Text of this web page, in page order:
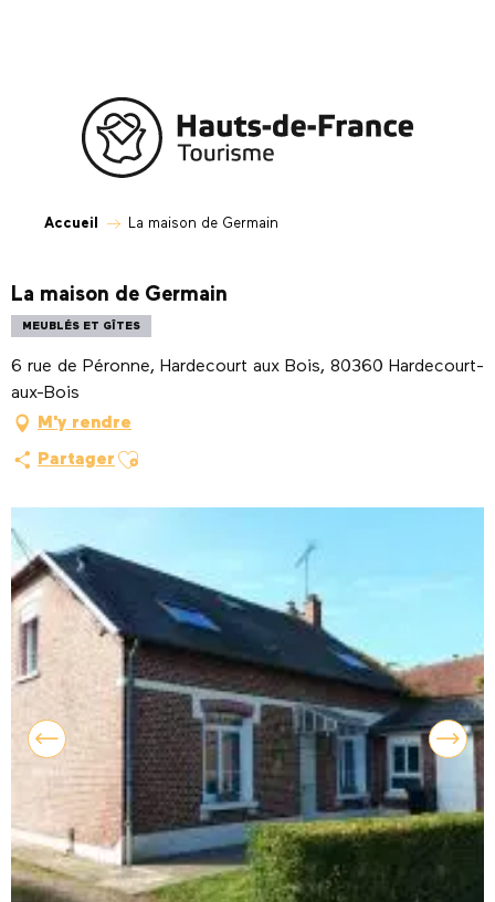
Accueil La maison de Germain
La maison de Germain
MEUBLÉS ET GÎTES
6 rue de Péronne, Hardecourt aux Bois, 80360 Hardecourt-
aux-Bois
M'y rendre
Partager Ajouter aux favoris